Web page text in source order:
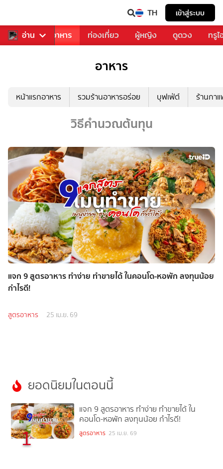
TH เข้าสู่ระบบ
อ่าน
การเพลง อาหาร ท่องเที่ยว ผู้หญิง ดูดวง ทรู
อาหาร
หน้าแรกอาหาร รวมร้านอาหารอร่อย บุฟเฟ่ต์ ร้านกา
วิธีคำนวณต้นทุน
แจก 9 สูตรอาหาร ทำง่าย ทำขายได้ ในคอนโด-หอพัก ลงทุนน้อย
กำไรดี!
สูตรอาหาร 25 เม.ย. 69
ยอดนิยมในตอนนี้
1
แจก 9 สูตรอาหาร ทำง่าย ทำขายได้ ใน
คอนโด-หอพัก ลงทุนน้อย กำไรดี!
สูตรอาหาร 25 เม.ย. 69